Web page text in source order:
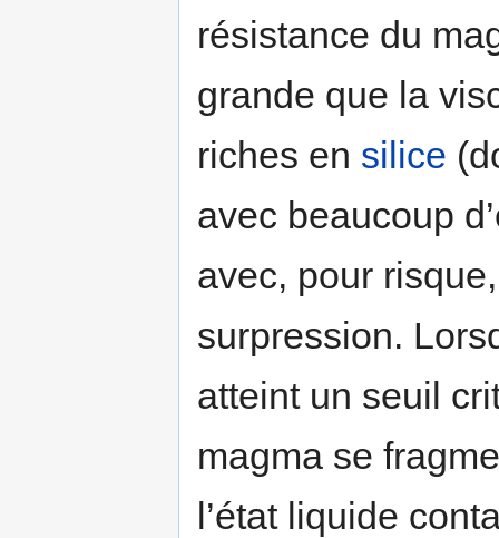
résistance du
grande que la
riches en silice
avec beaucoup
avec, pour
surpression.
atteint un seuil
magma se
l’état liquide